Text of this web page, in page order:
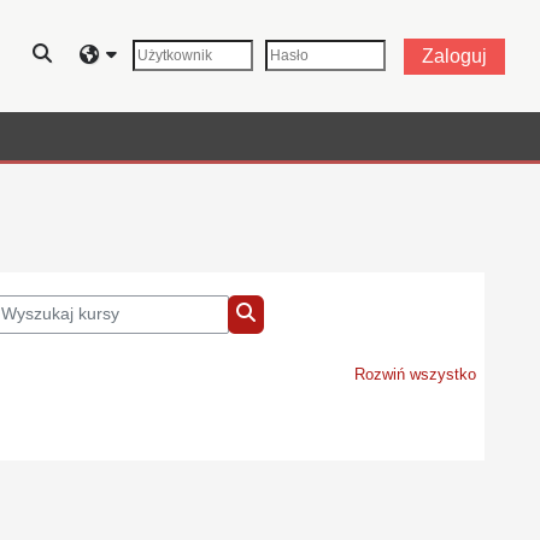
Przełącznik wyszukiwarki Zaloguj
kursy
Wyszukaj kursy
Rozwiń wszystko